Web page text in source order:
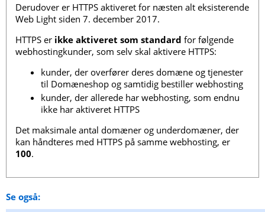
Derudover er HTTPS aktiveret for næsten alt eksisterende
Web Light siden 7. december 2017.
HTTPS er ikke aktiveret som standard for følgende
webhostingkunder, som selv skal aktivere HTTPS:
kunder, der overfører deres domæne og tjenester
til Domæneshop og samtidig bestiller webhosting
kunder, der allerede har webhosting, som endnu
ikke har aktiveret HTTPS
Det maksimale antal domæner og underdomæner, der
kan håndteres med HTTPS på samme webhosting, er
100.
Se også: